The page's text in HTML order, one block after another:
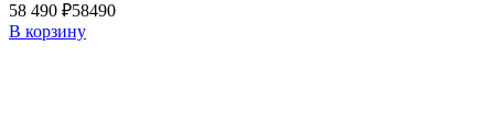
58 490 ₽58490
В корзину